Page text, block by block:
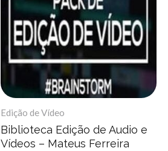
Edição de Vídeo
Biblioteca Edição de Audio e
Vídeos – Mateus Ferreira